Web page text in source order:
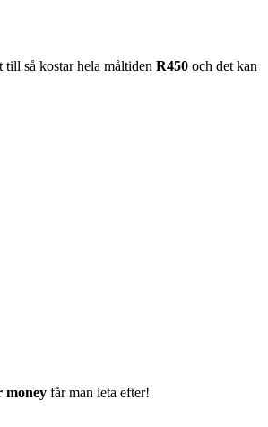
så kostar hela måltiden R450 och det kan
money får man leta efter!